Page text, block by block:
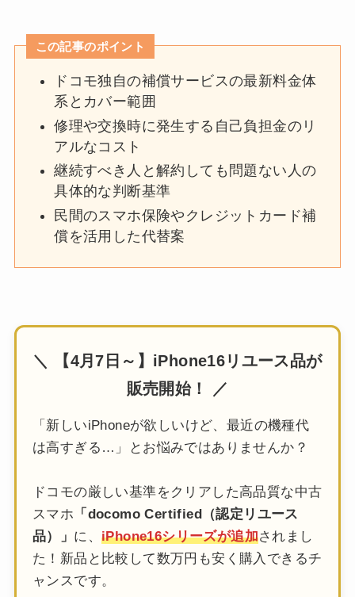
この記事のポイント
ドコモ独自の補償サービスの最新料金体
系とカバー範囲
修理や交換時に発生する自己負担金のリ
アルなコスト
継続すべき人と解約しても問題ない人の
具体的な判断基準
民間のスマホ保険やクレジットカード補
償を活用した代替案
＼ 【4月7日～】iPhone16リユース品が
販売開始！ ／
「新しいiPhoneが欲しいけど、最近の機種代
は高すぎる…」とお悩みではありませんか？
ドコモの厳しい基準をクリアした高品質な中古
スマホ 「docomo Certified（認定リユース
品）」 に、 iPhone16シリーズが追加されまし
た！新品と比較して数万円も安く購入できるチ
ャンスです。